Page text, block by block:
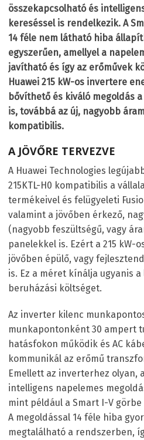
összekapcsolható és
kereséssel is rendelkezik. A
14 féle nem látható hiba
egyszerűen, amellyel a
javítható és így az erőművek
Huawei 215 kW-os invertere
bővíthető és kiváló megoldás
is, továbbá az új, nagyobb
kompatibilis.
A JÖVŐRE TERVEZVE
A Huawei Technologies
215KTL-H0 kompatibilis a
termékeivel és felügyeleti
valamint a jövőben érkező,
(nagyobb feszültségű, vagy
panelekkel is. Ezért a 215 kW-
jövőben épülő, vagy
is. Ez a méret kínálja ugyanis
beruházási költséget.
Az inverter kilenc
munkapontonként 30 ampert
hatásfokon működik és AC
kommunikál az erőmű
Emellett az inverterhez olyan,
intelligens napelemes
mint például a Smart I-V
A megoldással 14 féle hiba
megtalálható a rendszerben,